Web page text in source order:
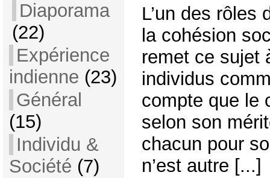
Diaporama
(22)
Expérience
indienne (23)
Général
(15)
Individu &
Société (7)
L’un des rôles
la cohésion
remet ce sujet
individus
compte que le
selon son
chacun pour
n’est autre [...]